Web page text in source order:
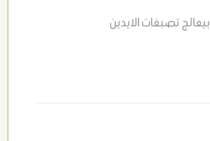
بيعالج تصبغات الايدين